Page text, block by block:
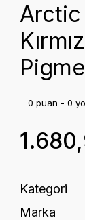
Arctic
0 puan - 0
Kategori
Marka